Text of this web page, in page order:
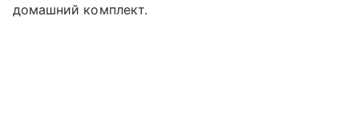
домашний комплект.